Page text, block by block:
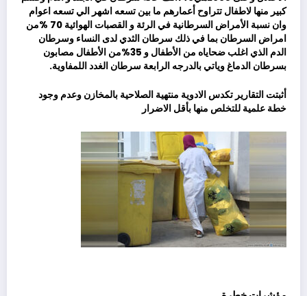
كبير منها لاطفال تتراوح أعمارهم ما بين تسعه اشهر الي تسعه اعوام
وان نسبة الأمراض السرطانية في الرئة و القصبات الهوائية 70 %من
امراض السرطان بما في ذلك سرطان الثدي لدى النساء وسرطان
الدم الذي اغلب ضحاياه من الأطفال و 35%من الأطفال مصابون
بسرطان الدماغ وياتي بالدرجه الرابعة سرطان الغدد اللمفاوية.
أثبتت التقارير تكدس الادوية منتهية الصلاحية بالمخازن وعدم وجود
خطة علمية للتخلص منها بأقل الاضرار